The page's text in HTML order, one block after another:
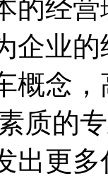
的经营
企业
概念
质的
出更